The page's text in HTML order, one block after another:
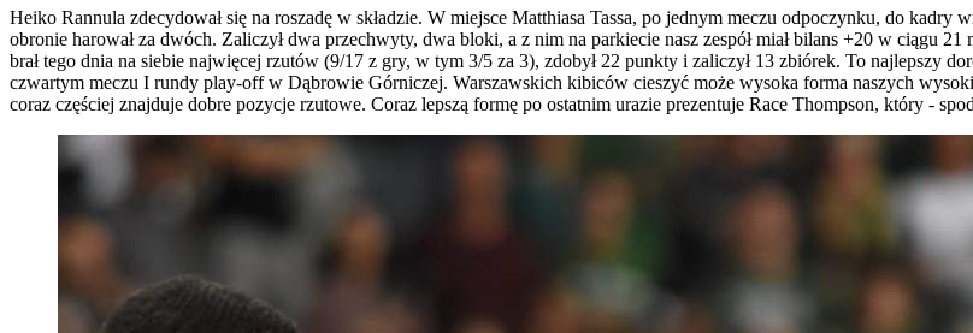
Heiko Rannula zdecydował się na roszadę w składzie. W miejsce Matthiasa Tassa, po jednym meczu odpoczynku, do kadry
obronie harował za dwóch. Zaliczył dwa przechwyty, dwa bloki, a z nim na parkiecie nasz zespół miał bilans +20 w ciągu
brał tego dnia na siebie najwięcej rzutów (9/17 z gry, w tym 3/5 za 3), zdobył 22 punkty i zaliczył 13 zbiórek. To najlepszy
czwartym meczu I rundy play-off w Dąbrowie Górniczej. Warszawskich kibiców cieszyć może wysoka forma naszych
coraz częściej znajduje dobre pozycje rzutowe. Coraz lepszą formę po ostatnim urazie prezentuje Race Thompson, który -